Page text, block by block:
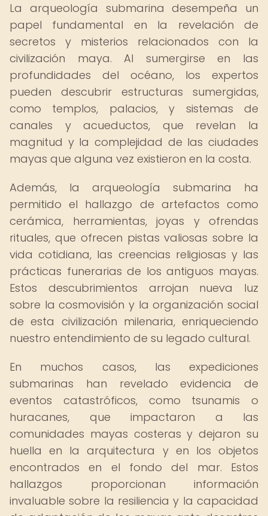
La arqueología submarina desempeña un
papel fundamental en la revelación de
secretos y misterios relacionados con la
civilización maya. Al sumergirse en las
profundidades del océano, los expertos
pueden descubrir estructuras sumergidas,
como templos, palacios, y sistemas de
canales y acueductos, que revelan la
magnitud y la complejidad de las ciudades
mayas que alguna vez existieron en la costa.
Además, la arqueología submarina ha
permitido el hallazgo de artefactos como
cerámica, herramientas, joyas y ofrendas
rituales, que ofrecen pistas valiosas sobre la
vida cotidiana, las creencias religiosas y las
prácticas funerarias de los antiguos mayas.
Estos descubrimientos arrojan nueva luz
sobre la cosmovisión y la organización social
de esta civilización milenaria, enriqueciendo
nuestro entendimiento de su legado cultural.
En muchos casos, las expediciones
submarinas han revelado evidencia de
eventos catastróficos, como tsunamis o
huracanes, que impactaron a las
comunidades mayas costeras y dejaron su
huella en la arquitectura y en los objetos
encontrados en el fondo del mar. Estos
hallazgos proporcionan información
invaluable sobre la resiliencia y la capacidad